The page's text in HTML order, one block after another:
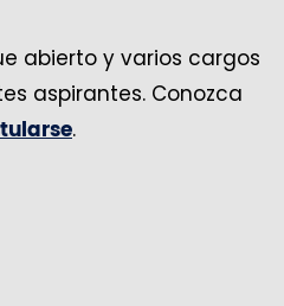
abierto y varios cargos
aspirantes. Conozca
.